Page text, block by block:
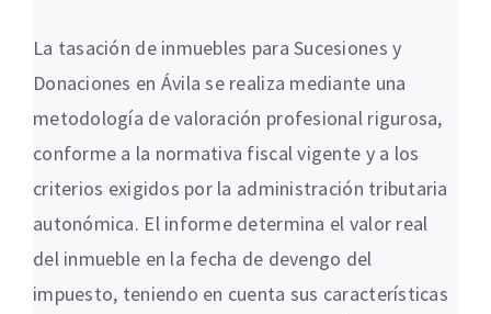
La tasación de inmuebles para Sucesiones y
Donaciones en Ávila se realiza mediante una
metodología de valoración profesional rigurosa,
conforme a la normativa fiscal vigente y a los
criterios exigidos por la administración tributaria
autonómica. El informe determina el valor real
del inmueble en la fecha de devengo del
impuesto, teniendo en cuenta sus características